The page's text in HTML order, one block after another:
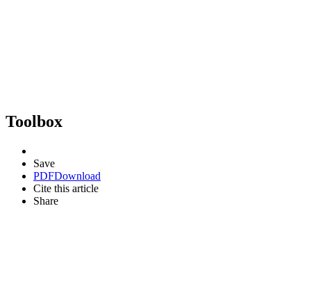
Toolbox
Save
PDFDownload
Cite this article
Share